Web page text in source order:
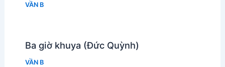
VẦN B
Ba giờ khuya (Đức Quỳnh)
VẦN B